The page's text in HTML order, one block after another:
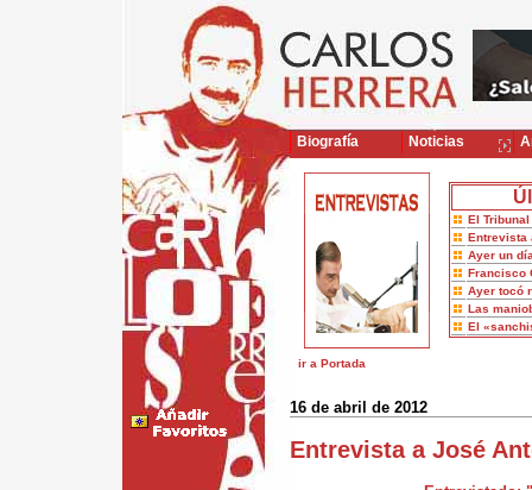
El
Entrevista
Ayer un
Francisco
Ayer tocó
Las
El
ir a Portada
16 de abril de 2012
Entrevista a José
Biografía Noticias